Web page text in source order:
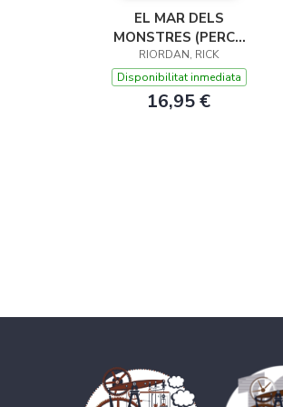
EL MAR DELS
MONSTRES (PERCY
JACKSON I ELS
DÉUS DE L'OLIMP 2)
RIORDAN, RICK
Disponibilitat inmediata
16,95 €